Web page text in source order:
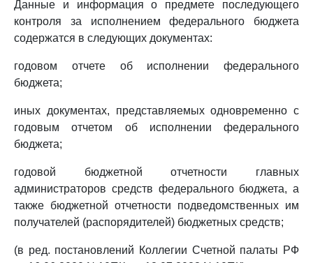
Данные и информация о предмете последующего
контроля за исполнением федерального бюджета
содержатся в следующих документах:
годовом отчете об исполнении федерального
бюджета;
иных документах, представляемых одновременно с
годовым отчетом об исполнении федерального
бюджета;
годовой бюджетной отчетности главных
администраторов средств федерального бюджета, а
также бюджетной отчетности подведомственных им
получателей (распорядителей) бюджетных средств;
(в ред. постановлений Коллегии Счетной палаты РФ